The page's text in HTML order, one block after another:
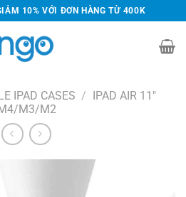
10% VỚI ĐƠN HÀNG TỪ 400K
IPAD CASES / IPAD AIR 11"
M3/M2